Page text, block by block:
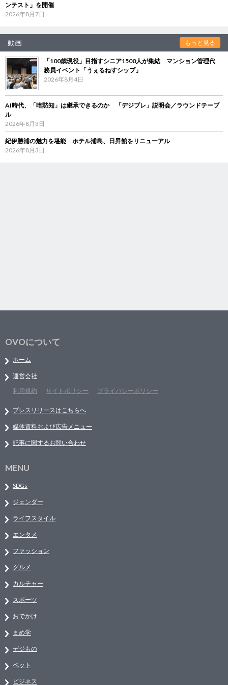
ンテスト」を開催
2026年8月7日
動画 もっと見る
「100歳現役」目指すシニア1500人が集結 マンション管理代
務員イベント「うぇるねすシップ」
2026年8月4日
AI時代、「暗黙知」は継承できるのか 「デジブレ」説明会／ラウンドテーブ
ル
2026年8月3日
紀伊勝浦の魅力を堪能 ホテル浦島、日昇館をリニューアル
2026年8月3日
OVOについて
ホーム
運営会社
利用規約
サイトポリシー プライバシーポリシー
プレスリリースはこちらへ
媒体資料および広告メニュー
記事に関するお問い合わせ
MENU
SDGs
ジェンダー
ライフスタイル
エンタメ
ファッション
グルメ
カルチャー
スポーツ
おでかけ
まめ学
デジもの
ペット
ビジネス